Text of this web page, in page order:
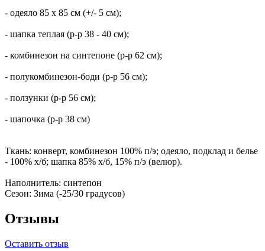
- одеяло 85 х 85 см (+/- 5 см);
- шапка теплая (р-р 38 - 40 см);
- комбинезон на синтепоне (р-р 62 см);
- полукомбинезон-боди (р-р 56 см);
- ползунки (р-р 56 см);
- шапочка (р-р 38 см)
Ткань: конверт, комбинезон 100% п/э; одеяло, подклад и белье
- 100% х/б; шапка 85% х/б, 15% п/э (велюр).
Наполнитель: синтепон
Сезон: Зима (-25/30 градусов)
Отзывы
Оставить отзыв